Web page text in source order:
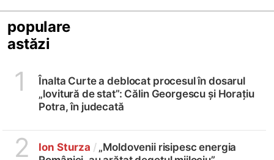
populare
astăzi
1
Înalta Curte a deblocat procesul în dosarul
„lovitură de stat”: Călin Georgescu și Horațiu
Potra, în judecată
2 Ion Sturza /„Moldovenii risipesc energia